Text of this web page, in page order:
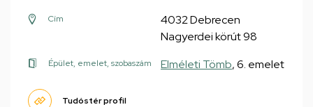
Cím
4032 Debrecen
Nagyerdei körút 98
Épület, emelet, szobaszám Elméleti Tömb, 6. emelet
Tudóstér profil